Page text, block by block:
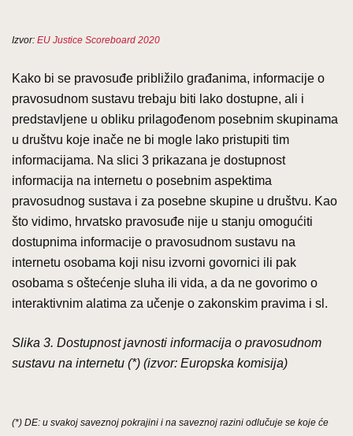
Izvor: EU Justice Scoreboard 2020
Kako bi se pravosuđe približilo građanima, informacije o
pravosudnom sustavu trebaju biti lako dostupne, ali i
predstavljene u obliku prilagođenom posebnim skupinama
u društvu koje inače ne bi mogle lako pristupiti tim
informacijama. Na slici 3 prikazana je dostupnost
informacija na internetu o posebnim aspektima
pravosudnog sustava i za posebne skupine u društvu. Kao
što vidimo, hrvatsko pravosuđe nije u stanju omogućiti
dostupnima informacije o pravosudnom sustavu na
internetu osobama koji nisu izvorni govornici ili pak
osobama s oštećenje sluha ili vida, a da ne govorimo o
interaktivnim alatima za učenje o zakonskim pravima i sl.
Slika 3. Dostupnost javnosti informacija o pravosudnom
sustavu na internetu (*) (izvor: Europska komisija)
(*) DE: u svakoj saveznoj pokrajini i na saveznoj razini odlučuje se koje će